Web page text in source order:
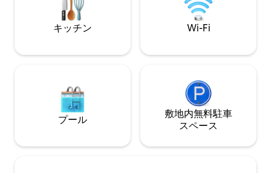
キッチン Wi-Fi
プール
敷地内無料駐⁠車
ス⁠ペ⁠ー⁠ス